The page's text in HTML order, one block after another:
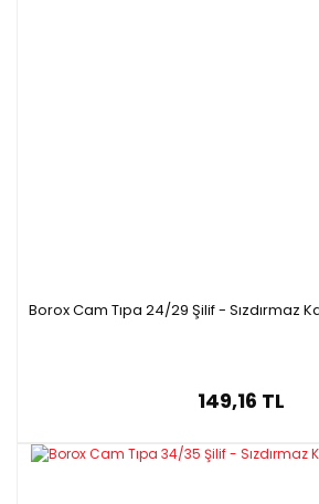
Borox Cam Tıpa 24/29 Şilif - Sızdırmaz
149,16 TL